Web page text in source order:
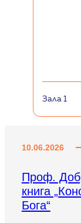
Зала 1
10.06.2026
Проф.
книга
Бога“